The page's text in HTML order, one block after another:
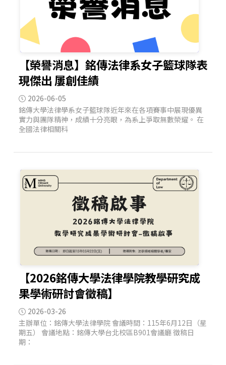
【榮譽消息】銘傳法律系女子籃球隊表
現傑出 屢創佳績
2026-06-05
銘傳大學法律學系女子籃球隊近年來在各項賽事中展現優異
實力與團隊精神，成績十分亮眼，為系上爭取無數榮耀。 在
全國法律相關科
【2026銘傳大學法律學院教學研究成
果學術研討會徵稿】
2026-03-26
主辦單位：銘傳大學法律學院 會議時間：115年6月12日（星
期五） 會議地點：銘傳大學台北校區B901會議廳 徵稿日
期：